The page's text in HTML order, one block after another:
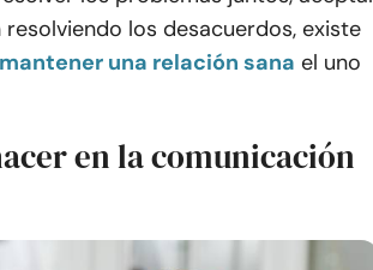
los desacuerdos, existe
mantener una relación sana el uno
en la comunicación